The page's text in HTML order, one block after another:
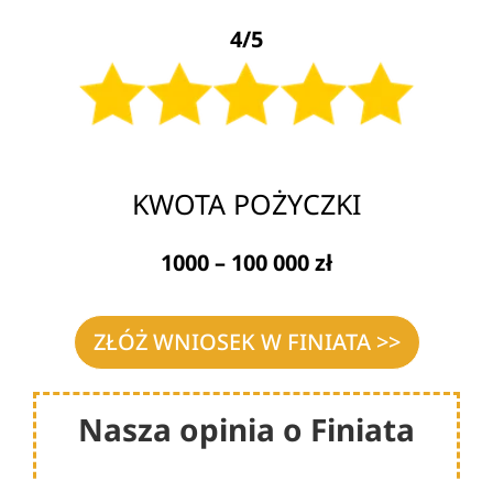
4/5
KWOTA POŻYCZKI
1000 – 100 000 zł
ZŁÓŻ WNIOSEK W FINIATA >>
Nasza opinia o Finiata